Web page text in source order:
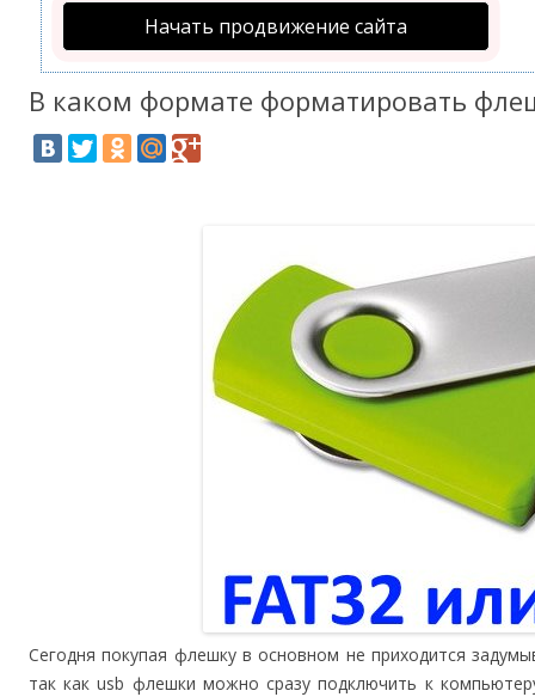
Начать продвижение сайта
В каком формате форматировать
Сегодня покупая флешку в основном не приходится
так как usb флешки можно сразу подключить к